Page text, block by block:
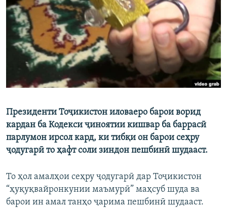
ГУЗОРИШҲОИ РАДИОӢ
Русский
ПАЙГИРӢ КУНЕД
Ҳамаи сомонаҳои RFE/RL
Президенти Тоҷикистон иловаеро барои ворид
кардан ба Кодекси ҷиноятии кишвар ба баррасӣ
парлумон ирсол кард, ки тибқи он барои сеҳру
ҷодугарӣ то ҳафт соли зиндон пешбинӣ шудааст.
То ҳол амалҳои сеҳру ҷодугарӣ дар Тоҷикистон
“ҳуқуқвайронкунии маъмурӣ” маҳсуб шуда ва
барои ин амал танҳо ҷарима пешбинӣ шудааст.